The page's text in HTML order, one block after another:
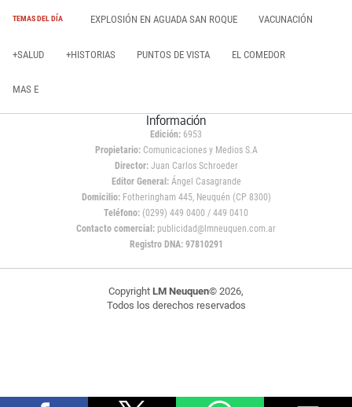
TEMAS DEL DÍA EXPLOSIÓN EN AGUADA SAN ROQUE VACUNACIÓN
+SALUD +HISTORIAS PUNTOS DE VISTA EL COMEDOR
MAS E
Información
Edición: 6953
Propietario:Comunicaciones y Medios S.A
Director: Juan Carlos Schroeder
Editor General:Ángel Casagrande
Domicilio:Fotheringham 445, Neuquén (CP 8300)
Teléfono: (0299) 449 0400 / 449 0410
Contacto comercial: publicidad@lmneuquen.com.ar
Registro DNA: 97810291
Copyright LM Neuquen© 2026,
Todos los derechos reservados